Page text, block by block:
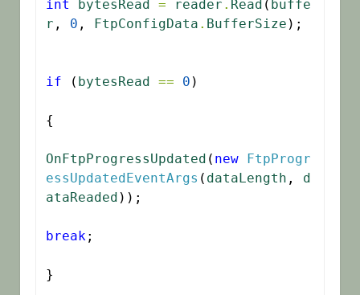
int bytesRead = reader . Read ( buffe
r , 0 , FtpConfigData . BufferSize );
if ( bytesRead == 0 )
{
OnFtpProgressUpdated ( new
FtpProgr
essUpdatedEventArgs ( dataLength , d
ataReaded ));
break;
}